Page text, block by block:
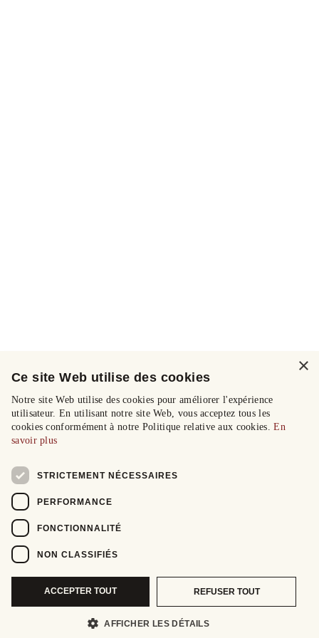
×
Ce site Web utilise des cookies
Notre site Web utilise des cookies pour améliorer l'expérience
utilisateur. En utilisant notre site Web, vous acceptez tous les
cookies conformément à notre Politique relative aux cookies.En
savoir plus
STRICTEMENT NÉCESSAIRES
PERFORMANCE
FONCTIONNALITÉ
NON CLASSIFIÉS
ACCEPTER TOUT REFUSER TOUT
AFFICHER LES DÉTAILS